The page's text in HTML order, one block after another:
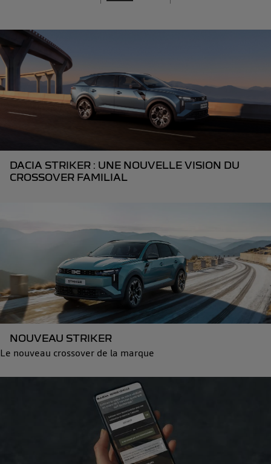
DACIA STRIKER : UNE NOUVELLE VISION DU
CROSSOVER FAMILIAL
NOUVEAU STRIKER
Le nouveau crossover de la marque